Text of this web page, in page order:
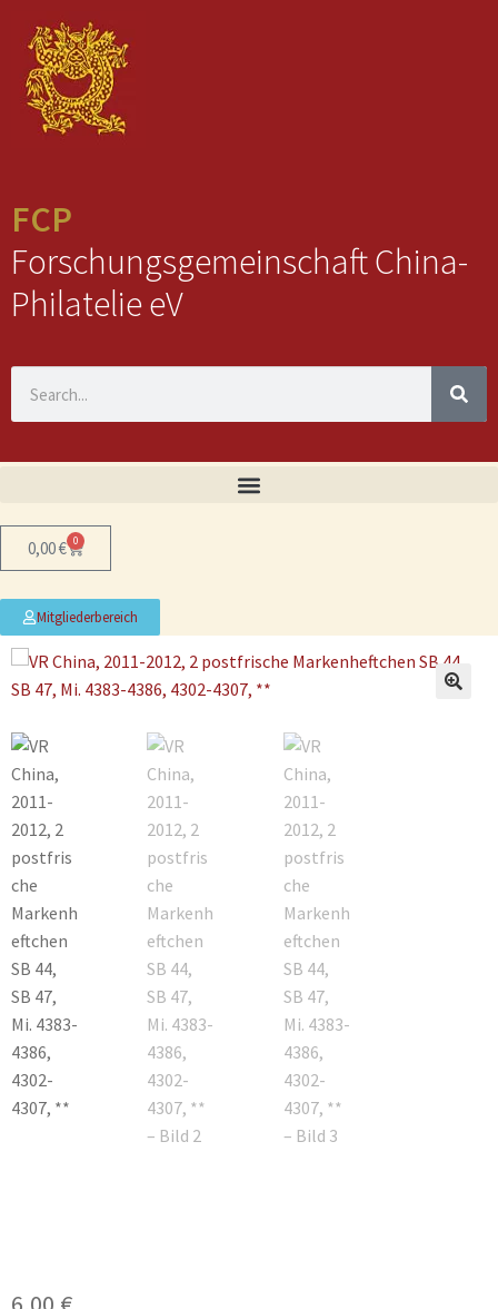
FCP
Forschungsgemeinschaft China-
Philatelie eV
0,00€ 0
Mitgliederbereich